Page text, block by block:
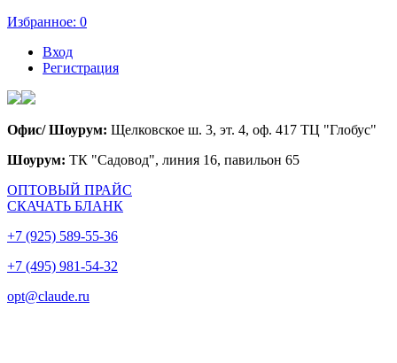
Избранное: 0
Вход
Регистрация
Офис/ Шоурум: Щелковское ш. 3, эт. 4, оф. 417 ТЦ "Глобус"
Шоурум: ТК "Садовод", линия 16, павильон 65
ОПТОВЫЙ ПРАЙС
СКАЧАТЬ БЛАНК
+7 (925) 589-55-36
+7 (495) 981-54-32
opt@claude.ru